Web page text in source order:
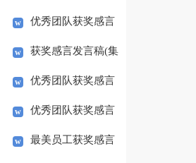
感言优秀团队获奖感言
简单获奖感言发言稿(集
锦15篇)优秀团队获奖感言
(15篇)优秀团队获奖感言
精选15篇
最美员工获奖感言